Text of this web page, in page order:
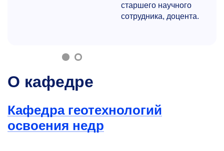
старшего научного
сотрудника, доцента.
О кафедре
Кафедра геотехнологий
освоения недр